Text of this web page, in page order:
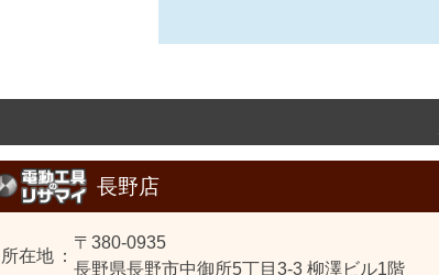
長野店
所在地 ：
〒380-0935
長野県長野市中御所5丁目3-3 柳澤ビル1階